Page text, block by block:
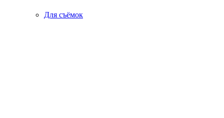
Для съёмок